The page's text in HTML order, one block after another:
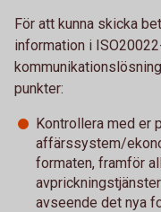
För att kunna skicka
information i
punkter:
Kontrollera med er
affärssystem/
formaten, framför
avseende det nya